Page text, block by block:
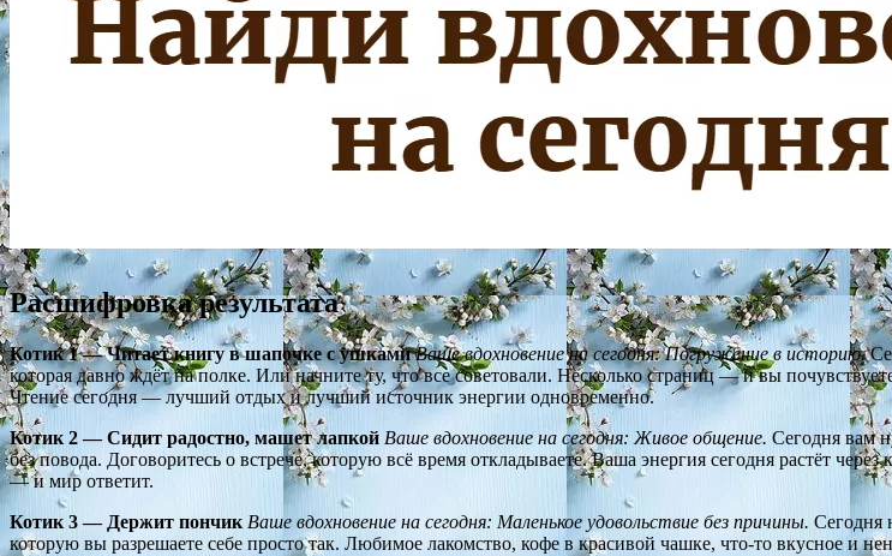
Расшифровка результата
Котик 1 — Читает книгу в шапочке с ушками Ваше вдохновение на сегодня: Погружение в историю.
которая давно ждёт на полке. Или начните ту, что все советовали. Несколько страниц — и вы
Чтение сегодня — лучший отдых и лучший источник энергии одновременно.
Котик 2 — Сидит радостно, машет лапкой Ваше вдохновение на сегодня: Живое общение. Сегодня вам
без повода. Договоритесь о встрече, которую всё время откладываете. Ваша энергия сегодня растёт
— и мир ответит.
Котик 3 — Держит пончик Ваше вдохновение на сегодня: Маленькое удовольствие без причины. Сегодня
которую вы разрешаете себе просто так. Любимое лакомство, кофе в красивой чашке, что-то вкусное